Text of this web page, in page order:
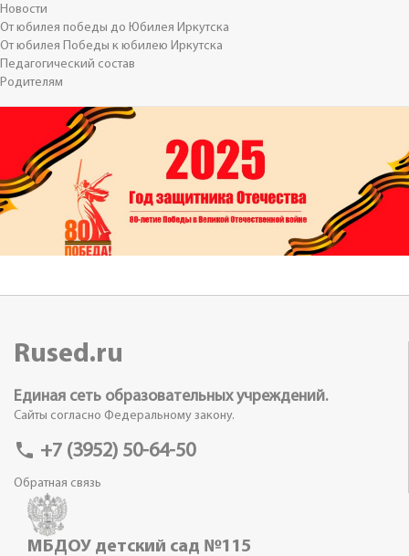
Новости
От юбилея победы до Юбилея Иркутска
От юбилея Победы к юбилею Иркутска
Педагогический состав
Родителям
Rused.ru
Единая сеть образовательных учреждений.
Сайты согласно Федеральному закону.
phone +7 (3952) 50-64-50
Обратная связь
МБДОУ детский сад №115